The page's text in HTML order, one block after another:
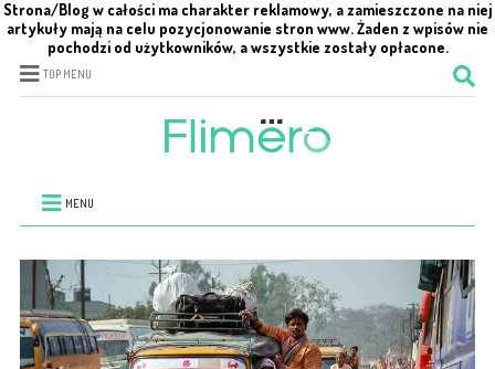
Strona/Blog w całości ma charakter reklamowy, a zamieszczone na niej
artykuły mają na celu pozycjonowanie stron www. Żaden z wpisów nie
pochodzi od użytkowników, a wszystkie zostały opłacone.
TOP MENU
MENU